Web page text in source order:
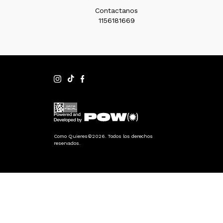
Contactanos
1156181669
Como Quieres©2026. Todos los derechos
reservados.